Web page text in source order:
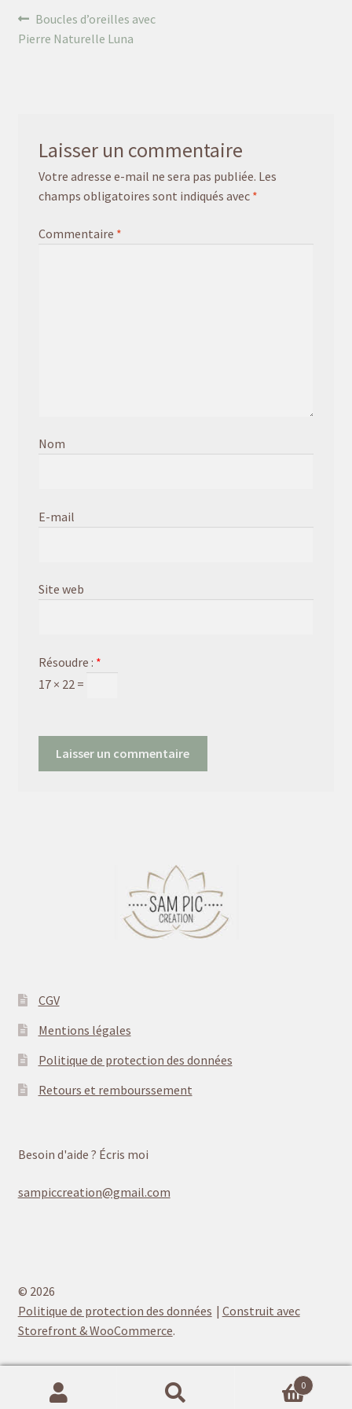
Navigation
de
Article
précédent :
Boucles d’oreilles avec
Pierre Naturelle Luna
Laisser un commentaire
Votre adresse e-mail ne sera pas publiée. Les
champs obligatoires sont indiqués avec *
Commentaire *
Nom
E-mail
Site web
Résoudre : *
17 × 22 =
CGV
Mentions légales
Politique de protection des données
Retours et rembourssement
Besoin d'aide ? Écris moi
sampiccreation@gmail.com
© 2026
Politique de protection des données
Construit avec
Storefront & WooCommerce.
Recherche
Recherche
0